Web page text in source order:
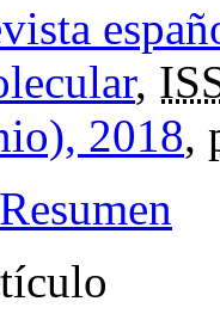
,
2018,
Resumen